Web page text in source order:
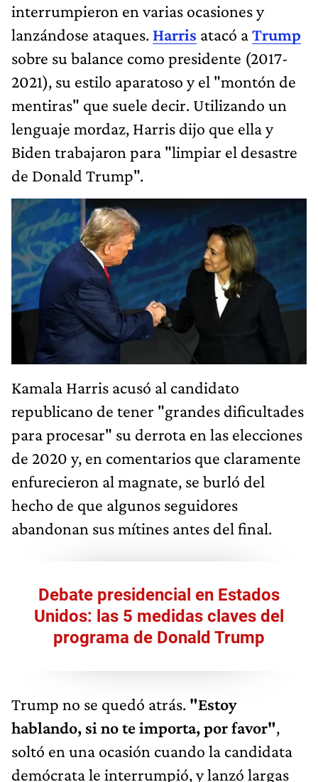
interrumpieron en varias ocasiones y
lanzándose ataques. Harris atacó aTrump
sobre su balance como presidente (2017-
2021), su estilo aparatoso y el "montón de
mentiras" que suele decir. Utilizando un
lenguaje mordaz, Harris dijo que ella y
Biden trabajaron para "limpiar el desastre
de Donald Trump".
Kamala Harris acusó al candidato
republicano de tener "grandes dificultades
para procesar" su derrota en las elecciones
de 2020 y, en comentarios que claramente
enfurecieron al magnate, se burló del
hecho de que algunos seguidores
abandonan sus mítines antes del final.
Debate presidencial en Estados
Unidos: las 5 medidas claves del
programa de Donald Trump
Trump no se quedó atrás. "Estoy
hablando, si no te importa, por favor",
soltó en una ocasión cuando la candidata
demócrata le interrumpió, y lanzó largas